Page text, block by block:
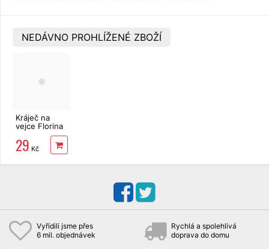
NEDÁVNO PROHLÍŽENÉ ZBOŽÍ
Kráječ na
vejce Florina
29 Kč
Vyřídili jsme přes
6 mil. objednávek
Rychlá a spolehlivá
doprava do domu